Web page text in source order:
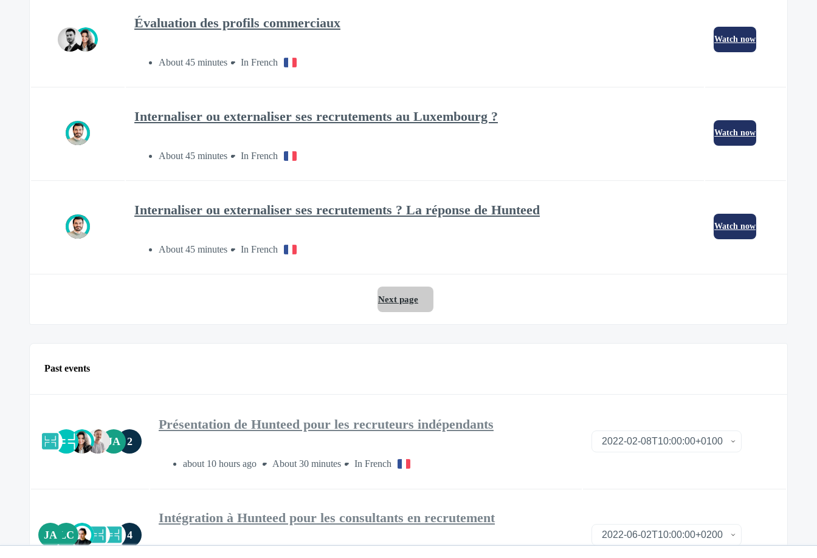
Évaluation des profils commerciaux
About 45 minutes In French
Watch now
Internaliser ou externaliser ses recrutements au Luxembourg ?
About 45 minutes In French
Watch now
Internaliser ou externaliser ses recrutements ? La réponse de Hunteed
About 45 minutes In French
Watch now
Next page
Past events
JA 2
Présentation de Hunteed pour les recruteurs indépendants
about 10 hours ago About 30 minutes In French
JA LC 4
Intégration à Hunteed pour les consultants en recrutement